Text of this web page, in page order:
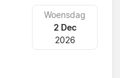
Woensdag
2 Dec
2026